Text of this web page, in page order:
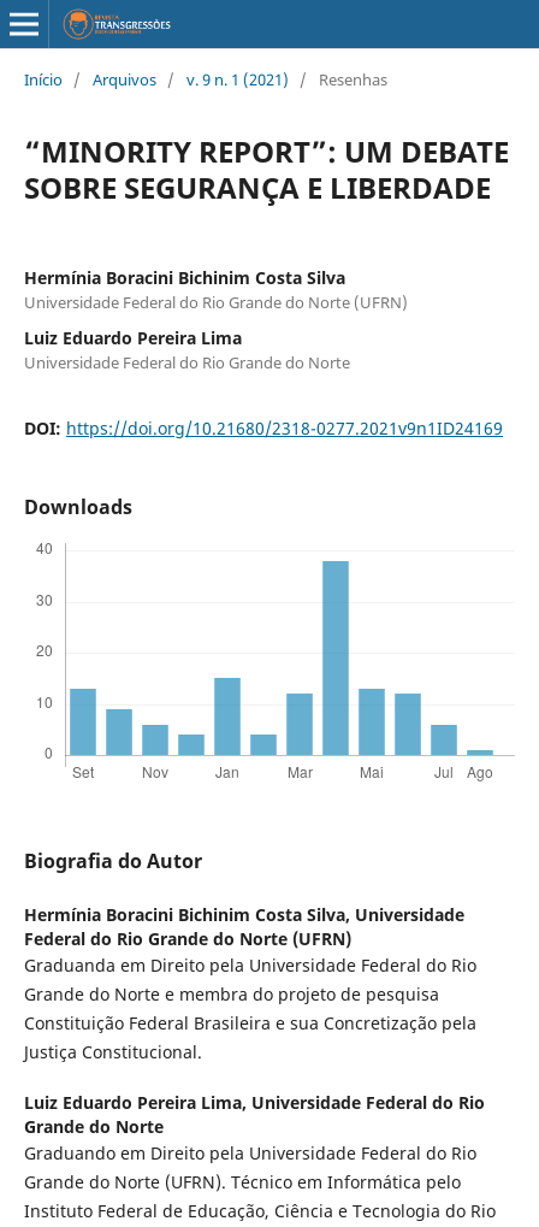
Início / Arquivos / v. 9 n. 1 (2021) / Resenhas
“MINORITY REPORT”: UM DEBATE
SOBRE SEGURANÇA E LIBERDADE
Hermínia Boracini Bichinim Costa Silva
Universidade Federal do Rio Grande do Norte (UFRN)
Luiz Eduardo Pereira Lima
Universidade Federal do Rio Grande do Norte
DOI: https://doi.org/10.21680/2318-0277.2021v9n1ID24169
Downloads
Biografia do Autor
Hermínia Boracini Bichinim Costa Silva, Universidade
Federal do Rio Grande do Norte (UFRN)
Graduanda em Direito pela Universidade Federal do Rio
Grande do Norte e membra do projeto de pesquisa
Constituição Federal Brasileira e sua Concretização pela
Justiça Constitucional.
Luiz Eduardo Pereira Lima, Universidade Federal do Rio
Grande do Norte
Graduando em Direito pela Universidade Federal do Rio
Grande do Norte (UFRN). Técnico em Informática pelo
Instituto Federal de Educação, Ciência e Tecnologia do Rio